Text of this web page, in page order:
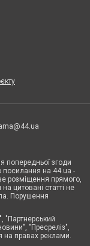
попередньої згоди
посилання на 44.ua -
розміщення прямого,
цитовані статті не
Порушення
"Партнерський
"Пресреліз",
на правах реклами.